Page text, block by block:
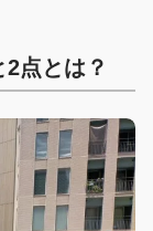
点とは？